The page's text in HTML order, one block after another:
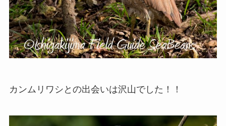
カンムリワシとの出会いは沢山でした！！